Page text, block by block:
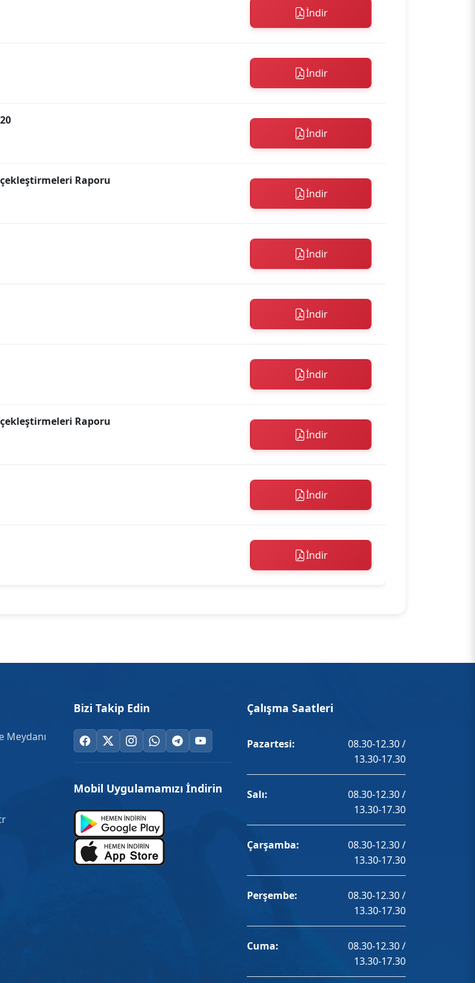
İndir
İndir
İndir
Raporu
İndir
İndir
İndir
İndir
Raporu
İndir
İndir
İndir
Meydanı
Bizi Takip Edin
Mobil Uygulamamızı İndirin
Çalışma Saatleri
Pazartesi:
08.30-12.30 /
13.30-17.30
Salı:
08.30-12.30 /
13.30-17.30
Çarşamba:
08.30-12.30 /
13.30-17.30
Perşembe:
08.30-12.30 /
13.30-17.30
Cuma:
08.30-12.30 /
13.30-17.30